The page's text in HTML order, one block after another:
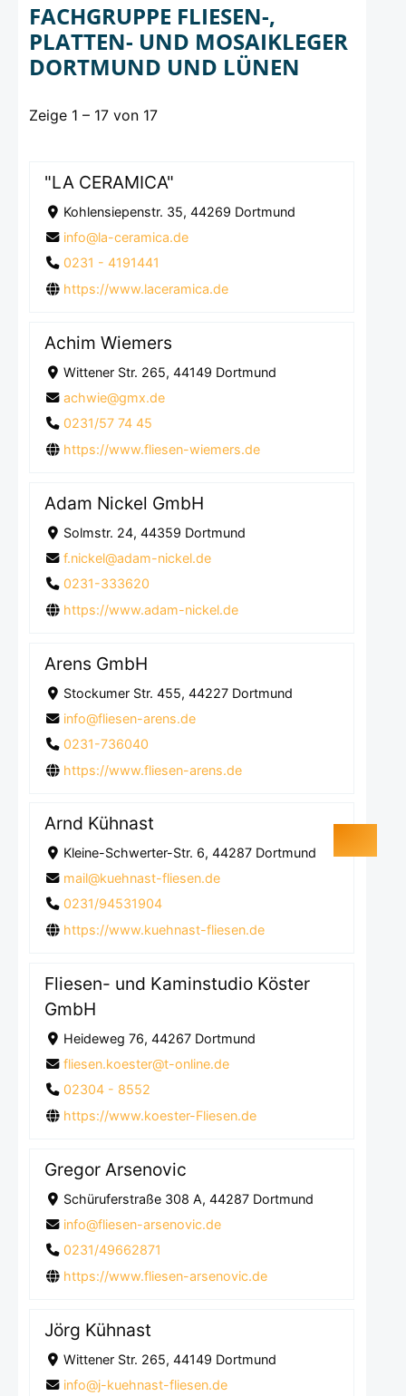
FACHGRUPPE FLIESEN-,
PLATTEN- UND MOSAIKLEGER
DORTMUND UND LÜNEN
Zeige 1 – 17 von 17
"LA CERAMICA"
Kohlensiepenstr. 35, 44269 Dortmund
info@la-ceramica.de
0231 - 4191441
https://www.laceramica.de
Achim Wiemers
Wittener Str. 265, 44149 Dortmund
achwie@gmx.de
0231/57 74 45
https://www.fliesen-wiemers.de
Adam Nickel GmbH
Solmstr. 24, 44359 Dortmund
f.nickel@adam-nickel.de
0231-333620
https://www.adam-nickel.de
Arens GmbH
Stockumer Str. 455, 44227 Dortmund
info@fliesen-arens.de
0231-736040
https://www.fliesen-arens.de
Arnd Kühnast
Kleine-Schwerter-Str. 6, 44287 Dortmund
mail@kuehnast-fliesen.de
0231/94531904
https://www.kuehnast-fliesen.de
Fliesen- und Kaminstudio Köster
GmbH
Heideweg 76, 44267 Dortmund
fliesen.koester@t-online.de
02304 - 8552
https://www.koester-Fliesen.de
Gregor Arsenovic
Schüruferstraße 308 A, 44287 Dortmund
info@fliesen-arsenovic.de
0231/49662871
https://www.fliesen-arsenovic.de
Jörg Kühnast
Wittener Str. 265, 44149 Dortmund
info@j-kuehnast-fliesen.de